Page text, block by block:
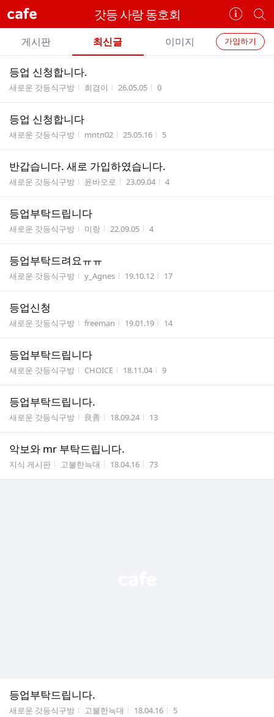
cafe 갓등 사랑 동호회
카
페
정
보
개
별
카
페
카
페
메
뉴
가입하기
게시판 최신글 이미지
전
체
글
리
등업 신청합니다.
게시판명
새로운 갓등식구방 작성자
희겸이 작성시간
26.05.05 조회수
0
등업 신청합니다
게시판명
새로운 갓등식구방 작성자
mntn02 작성시간
25.05.16 조회수
5
반갑습니다. 새로 가입하였습니다.
게시판명
새로운 갓등식구방 작성자
윤바오로 작성시간
23.09.04 조회수
4
등업부탁드립니다
게시판명
새로운 갓등식구방 작성자
미랑 작성시간
22.09.05 조회수
4
등업부탁드려요ㅠㅠ
게시판명
새로운 갓등식구방 작성자
y_Agnes 작성시간
19.10.12 조회수
17
등업신청
게시판명
새로운 갓등식구방 작성자
freeman 작성시간
19.01.19 조회수
14
등업부탁드립니다
게시판명
새로운 갓등식구방 작성자
CHOICE 작성시간
18.11.04 조회수
9
등업부탁드립니다.
게시판명
새로운 갓등식구방 작성자
良善 작성시간
18.09.24 조회수
13
악보와 mr 부탁드립니다.
게시판명
지식 게시판 작성자
고불한늑대 작성시간
18.04.16 조회수
73
등업부탁드립니다.
게시판명
새로운 갓등식구방 작성자
고불한늑대 작성시간
18.04.16 조회수
5